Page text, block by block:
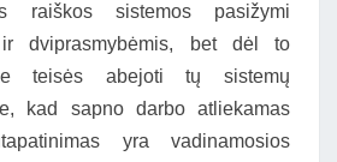
raiškos sistemos pasižymi
ir dviprasmybėmis, bet dėl to
teisės abejoti tų sistemų
kad sapno darbo atliekamas
yra vadinamosios